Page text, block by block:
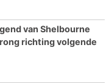
van Shelbourne
richting volgende